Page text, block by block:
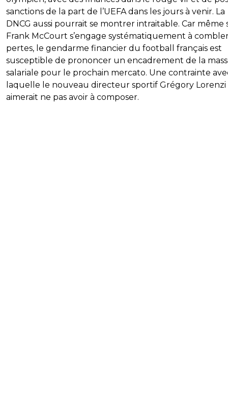
sanctions de la part de l’UEFA dans les jours à venir. La
DNCG aussi pourrait se montrer intraitable. Car même
Frank McCourt s’engage systématiquement à
pertes, le gendarme financier du football français est
susceptible de prononcer un encadrement de la
salariale pour le prochain mercato. Une contrainte
laquelle le nouveau directeur sportif Grégory Lorenzi
aimerait ne pas avoir à composer.